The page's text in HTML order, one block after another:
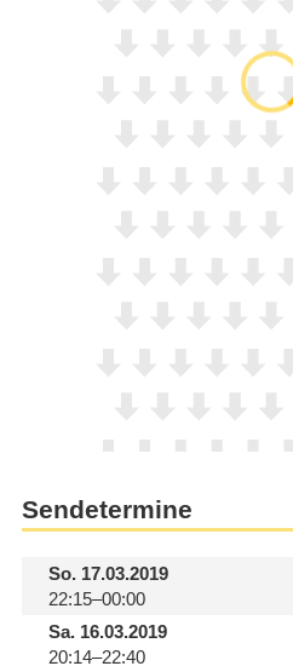
Sendetermine
So.17.03.2019
22:15–00:00
Sa.16.03.2019
20:14–22:40